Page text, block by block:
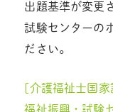
出題基準が変更
試験センターの
ださい。
[介護福祉士国
福祉振興・試験